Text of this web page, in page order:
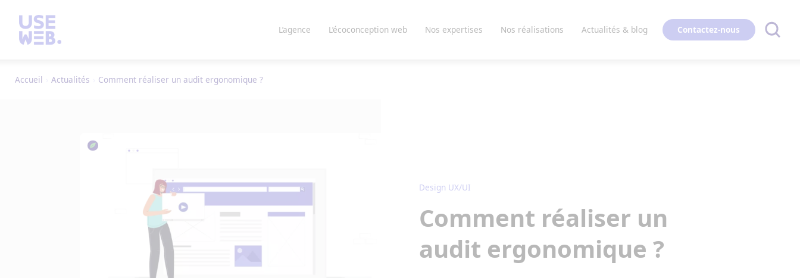
L’agence L’écoconception web Nos expertises Nos réalisations Actualités & blog Contactez-nous
Accueil Actualités Comment réaliser un audit ergonomique ?
Design UX/UI
Comment réaliser un
audit ergonomique ?